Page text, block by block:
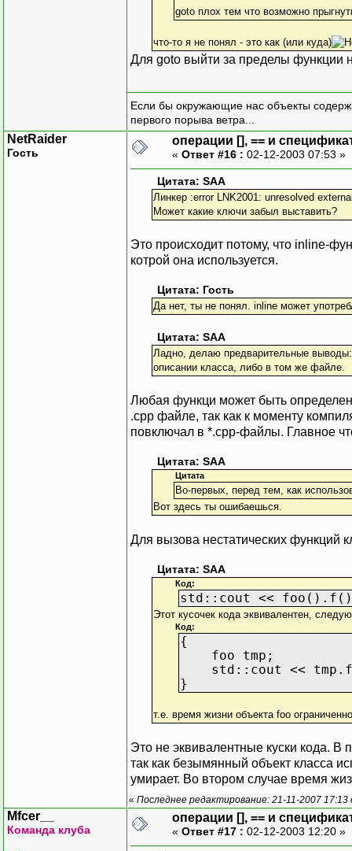
goto плох тем что возможно
что-то я не понял - это как (или куда)
Для goto выйти за пределы функции
Если бы окружающие нас объекты
первого порыва ветра...
NetRaider
Гость
операции [], == и
« Ответ #16 : 02-12-2003 07:53 »
Цитата: SAA
Линкер :error LNK2001: unresolved
Может какие ключи забыл выставить?
Это происходит потому, что inline-
котрой она используется.
Цитата: Гость
Да нет, ты не понял. inline может
Цитата: SAA
Ладно, делаю предварительные
описании класса, либо в том же файле.
Любая функци может быть
.cpp файле, так как к моменту
повключал в *.cpp-файлы. Главное
Цитата: SAA
Цитата
Во-первых, перед тем, как
Вот здесь ты ошибаешься.
Для вызова нестатических функций
Цитата: SAA
Код:
std::cout <<
Этот кусочек кода эквивалентен,
Код:
{
foo tmp;
std::cout <<
}
т.е. время жизни объекта foo
Это не эквивалентные куски кода. В
так как безымянный объект класса
умирает. Во втором случае время
« Последнее редактирование: 21-11-2007 17:13
Mfcer__
Команда клуба
операции [], == и
« Ответ #17 : 02-12-2003 12:20 »